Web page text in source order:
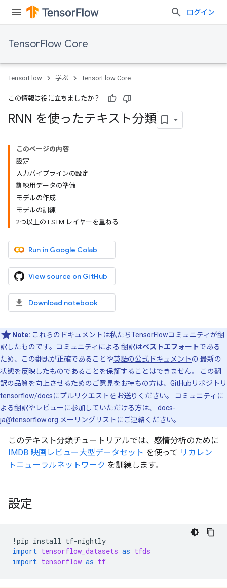
ログイン
TensorFlow Core
TensorFlow 学ぶ TensorFlow Core
この情報は役に立ちましたか？
RNN を使ったテキスト分類
このページの内容
設定
入力パイプラインの設定
訓練用データの準備
モデルの作成
モデルの訓練
2つ以上の LSTM レイヤーを重ねる
Run in Google Colab
View source on GitHub
Download notebook
Note: これらのドキュメントは私たちTensorFlowコミュニティが翻
訳したものです。コミュニティによる 翻訳はベストエフォートである
ため、この翻訳が正確であることや英語の公式ドキュメントの 最新の
状態を反映したものであることを保証することはできません。 この翻
訳の品質を向上させるためのご意見をお持ちの方は、GitHubリポジトリ
tensorflow/docsにプルリクエストをお送りください。 コミュニティに
よる翻訳やレビューに参加していただける方は、 docs-
ja@tensorflow.org メーリングリスト にご連絡ください。
このテキスト分類チュートリアルでは、感情分析のために
IMDB 映画レビュー大型データセット を使って リカレン
トニューラルネットワーク を訓練します。
設定
! pip install tf-nightly
import tensorflow_datasets as tfds
import tensorflow as tf